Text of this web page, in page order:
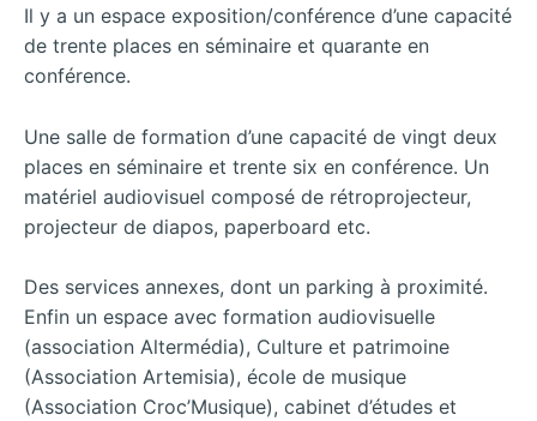
Il y a un espace exposition/conférence d’une capacité
de trente places en séminaire et quarante en
conférence.
Une salle de formation d’une capacité de vingt deux
places en séminaire et trente six en conférence. Un
matériel audiovisuel composé de rétroprojecteur,
projecteur de diapos, paperboard etc.
Des services annexes, dont un parking à proximité.
Enfin un espace avec formation audiovisuelle
(association Altermédia), Culture et patrimoine
(Association Artemisia), école de musique
(Association Croc’Musique), cabinet d’études et